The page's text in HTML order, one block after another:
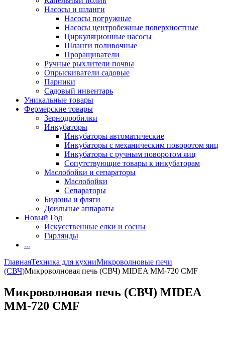
Насосы и шланги
Насосы погружные
Насосы центробежные поверхностные
Циркуляционные насосы
Шланги поливочные
Проращиватели
Ручные рыхлители почвы
Опрыскиватели садовые
Парники
Садовый инвентарь
Уникальные товары
Фермерские товары
Зернодробилки
Инкубаторы
Инкубаторы автоматические
Инкубаторы с механическим поворотом яиц
Инкубаторы с ручным поворотом яиц
Сопутствующие товары к инкубаторам
Маслобойки и сепараторы
Маслобойки
Сепараторы
Бидоны и фляги
Доильные аппараты
Новый Год
Искусственные елки и сосны
Гирлянды
...
ГлавнаяТехника для кухниМикроволновые печи
(СВЧ)Микроволновая печь (СВЧ) MIDEA MM-720 CMF
Микроволновая печь (СВЧ) MIDEA
MM-720 CMF